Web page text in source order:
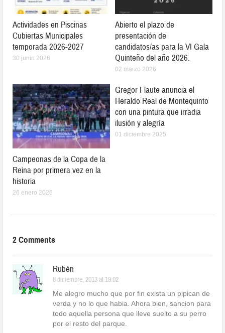
Actividades en Piscinas
Cubiertas Municipales
temporada 2026-2027
30 junio 2026
Abierto el plazo de
presentación de
candidatos/as para la VI Gala
Quinteño del año 2026.
02 marzo 2026
Campeonas de la Copa de la
Reina por primera vez en la
historia
26 enero 2026
Gregor Flaute anuncia el
Heraldo Real de Montequinto
con una pintura que irradia
ilusión y alegría
01 diciembre 2025
2 Comments
Rubén
8 diciembre, 2013 at 19:02
Me alegro mucho que por fin exista un pipican de
verda y no lo que habia. Ahora bien, sancion para
todo aquella persona que lleve suelto a su perro
por el resto del parque.